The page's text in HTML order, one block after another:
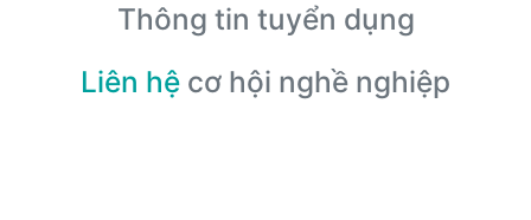
Thông tin tuyển dụng
Liên hệ cơ hội nghề nghiệp